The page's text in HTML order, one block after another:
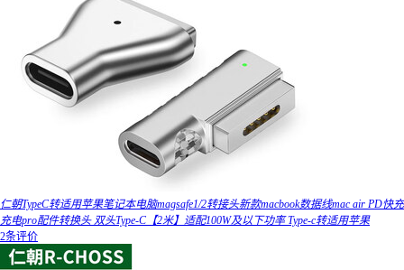
仁朝TypeC转适用苹果笔记本电脑magsafe1/2转接头新款macbook数据线mac air PD快充
充电pro配件转换头 双头Type-C【2米】适配100W及以下功率 Type-c转适用苹果
2条评价